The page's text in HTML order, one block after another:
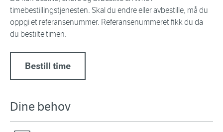
timebestillingstjenesten. Skal du endre eller avbestille, må du
oppgi et referansenummer. Referansenummeret fikk du da
du bestilte timen.
Bestill time
Dine behov